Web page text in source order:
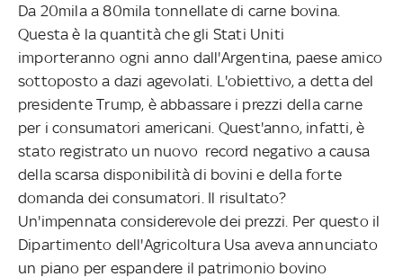
Da 20mila a 80mila tonnellate di carne bovina.
Questa è la quantità che gli Stati Uniti
importeranno ogni anno dall'Argentina, paese amico
sottoposto a dazi agevolati. L'obiettivo, a detta del
presidente Trump, è abbassare i prezzi della carne
per i consumatori americani. Quest'anno, infatti, è
stato registrato un nuovo record negativo a causa
della scarsa disponibilità di bovini e della forte
domanda dei consumatori. Il risultato?
Un'impennata considerevole dei prezzi. Per questo il
Dipartimento dell'Agricoltura Usa aveva annunciato
un piano per espandere il patrimonio bovino